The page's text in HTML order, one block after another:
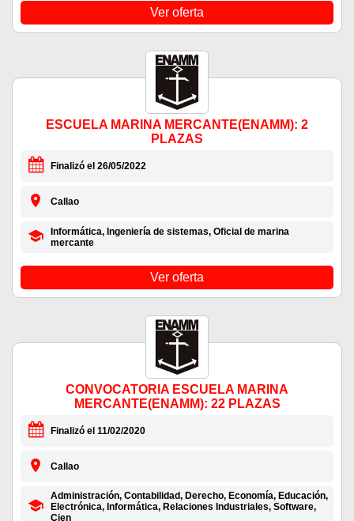
Ver oferta
ESCUELA MARINA MERCANTE(ENAMM): 2
PLAZAS
Finalizó el 26/05/2022
Callao
Informática, Ingeniería de sistemas, Oficial de marina
mercante
Ver oferta
CONVOCATORIA ESCUELA MARINA
MERCANTE(ENAMM): 22 PLAZAS
Finalizó el 11/02/2020
Callao
Administración, Contabilidad, Derecho, Economía, Educación,
Electrónica, Informática, Relaciones Industriales, Software,
Cien